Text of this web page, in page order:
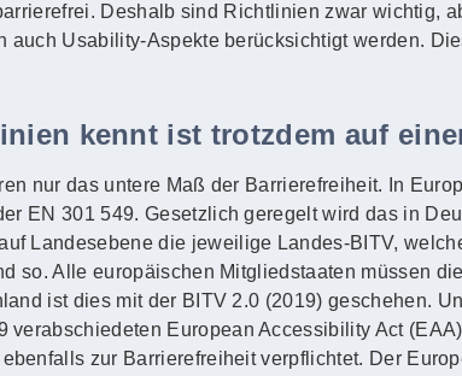
Deshalb sind Richtlinien zwar wichtig,
auch Usability-Aspekte berücksichtigt werden.
kennt ist trotzdem auf
nur das untere Maß der Barrierefreiheit. In
EN 301 549. Gesetzlich geregelt wird das in
Landesebene die jeweilige Landes-BITV,
so. Alle europäischen Mitgliedstaaten müssen
ist dies mit der BITV 2.0 (2019) geschehen.
verabschiedeten European Accessibility Act
zur Barrierefreiheit verpflichtet. Der